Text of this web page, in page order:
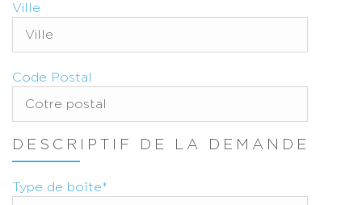
Ville
Code Postal
DESCRIPTIF DE LA DEMANDE
Type de boîte*